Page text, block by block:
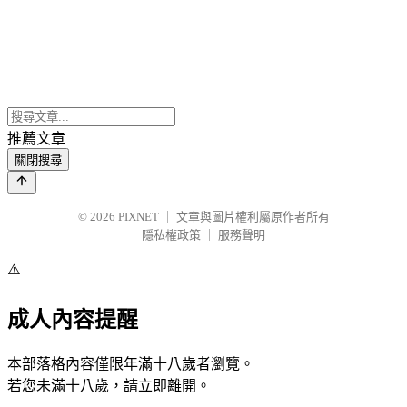
推薦文章
關閉搜尋
© 2026 PIXNET
文章與圖片權利屬原作者所有
隱私權政策
服務聲明
⚠️
成人內容提醒
本部落格內容僅限年滿十八歲者瀏覽。
若您未滿十八歲，請立即離開。